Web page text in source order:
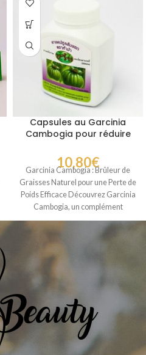
Capsules au Garcinia
Cambogia pour réduire
les glucides
10,80€
Garcinia Cambogia : Brûleur de
Graisses Naturel pour une Perte de
Poids Efficace Découvrez Garcinia
Cambogia, un complément
alimentaire naturel